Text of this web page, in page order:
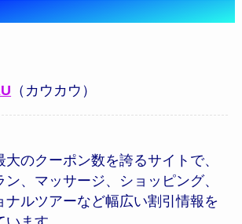
（カウカウ）
大のクーポン数を誇るサイトで、
ン、マッサージ、ショッピング、
ナルツアーなど幅広い割引情報を